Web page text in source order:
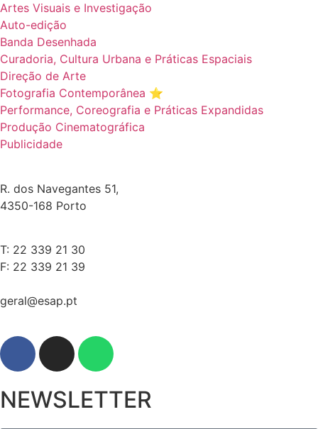
Artes Visuais e Investigação
Auto-edição
Banda Desenhada
Curadoria, Cultura Urbana e Práticas Espaciais
Direção de Arte
Fotografia Contemporânea ⭐️
Performance, Coreografia e Práticas Expandidas
Produção Cinematográfica
Publicidade
R. dos Navegantes 51,
4350-168 Porto
T: 22 339 21 30
F: 22 339 21 39
geral@esap.pt
NEWSLETTER